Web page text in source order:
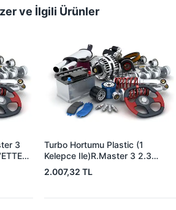
ve İlgili Ürünler
3
Turbo Hortumu Plastic (1
Kelepce Ile)R.Master 3 2.3
Cdio.Movano B 2.3 Cdti 2007- |
BREVETTE RN8404 | OEM
2.007,32 TL